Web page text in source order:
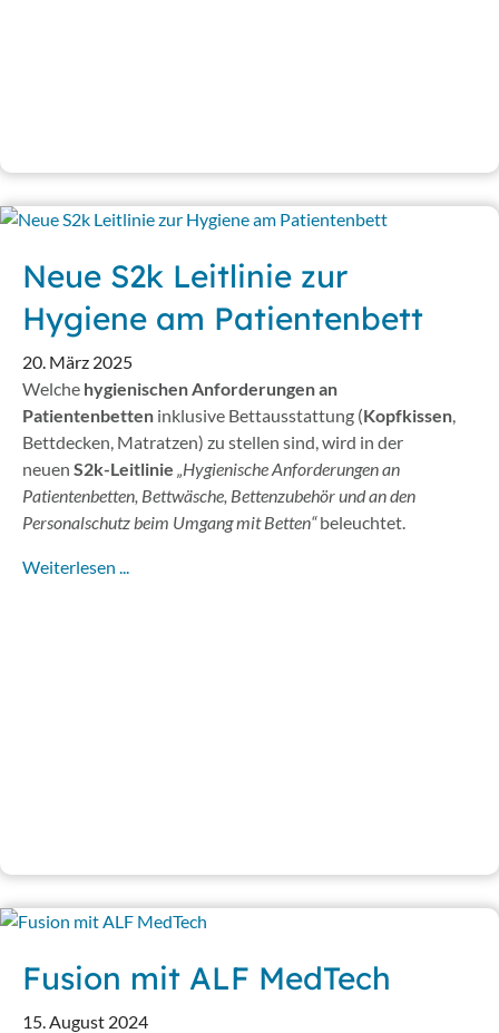
Neue S2k Leitlinie zur
Hygiene am Patientenbett
20. März 2025
Welche hygienischen Anforderungen an
Patientenbetten inklusive Bettausstattung (Kopfkissen,
Bettdecken, Matratzen) zu stellen sind, wird in der
neuen S2k-Leitlinie „Hygienische Anforderungen an
Patientenbetten, Bettwäsche, Bettenzubehör und an den
Personalschutz beim Umgang mit Betten“beleuchtet.
Weiterlesen ...
Fusion mit ALF MedTech
15. August 2024